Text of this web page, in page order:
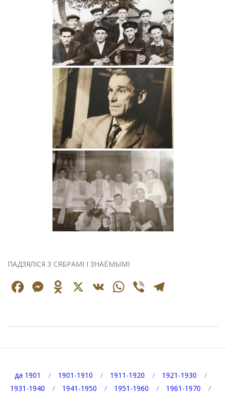
ПАДЗЯЛІСЯ З СЯБРАМІ І ЗНАЁМЫМІ
Facebook
Messenger
Odnoklassniki
X VK WhatsApp
Viber
08-
да 1901
1901-1910 1911-1920
1921-1930
1931-1940
1941-1950 1951-1960
1961-1970